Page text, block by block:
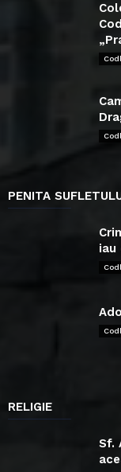
PENITA
iau
RELIGIE
Sf.